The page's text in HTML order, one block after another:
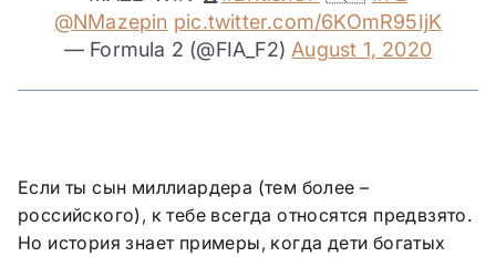
@NMazepin pic.twitter.com/6KOmR95IjK
— Formula 2 (@FIA_F2) August 1, 2020
Если ты сын миллиардера (тем более –
российского), к тебе всегда относятся предвзято.
Но история знает примеры, когда дети богатых